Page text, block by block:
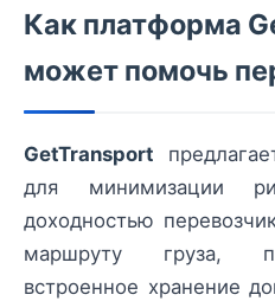
Как платформа
может помочь
GetTransport
для минимизации
доходностью
маршруту груза,
встроенное хранение